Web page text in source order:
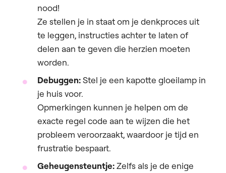
nood!
Ze stellen je in staat om je denkproces uit
te leggen, instructies achter te laten of
delen aan te geven die herzien moeten
worden.
Debuggen:Stel je een kapotte gloeilamp in
je huis voor.
Opmerkingen kunnen je helpen om de
exacte regel code aan te wijzen die het
probleem veroorzaakt, waardoor je tijd en
frustratie bespaart.
Geheugensteuntje:Zelfs als je de enige